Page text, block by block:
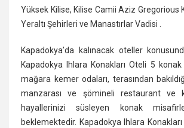
Yüksek Kilise, Kilise Camii Aziz Gregorious
Yeraltı Şehirleri ve Manastırlar Vadisi .
Kapadokya’da kalınacak oteller
Kapadokya Ihlara Konakları Oteli 5
mağara kemer odaları, terasından
manzarası ve şömineli restaurant ve
hayallerinizi süsleyen konak
beklemektedir. Kapadokya Ihlara